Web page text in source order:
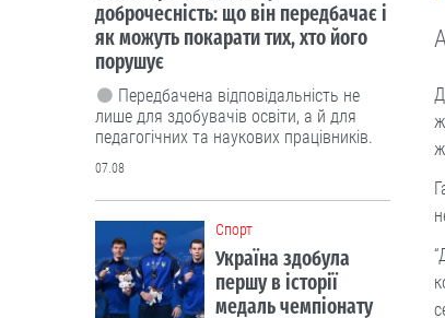
доброчесність: що він передбачає і
як можуть покарати тих, хто його
порушує
Передбачена відповідальність не
лише для здобувачів освіти, а й для
педагогічних та наукових працівників.
07.08
Cпорт
Україна здобула
першу в історії
медаль чемпіонату